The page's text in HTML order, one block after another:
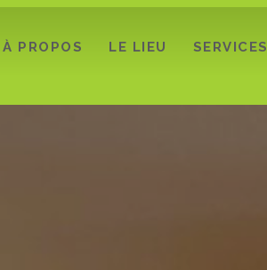
À PROPOS LE LIEU SERVICES